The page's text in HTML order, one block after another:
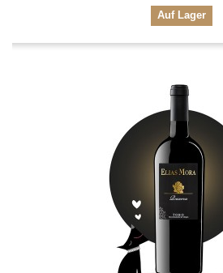
Auf Lager